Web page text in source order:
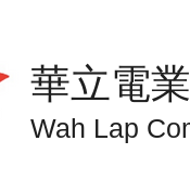
華立電
Wah Lap